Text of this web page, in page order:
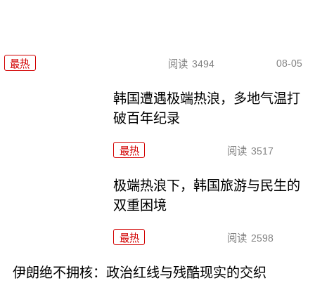
最热 阅读 3494 08-05
韩国遭遇极端热浪，多地气温打
破百年纪录
最热 阅读 3517
极端热浪下，韩国旅游与民生的
双重困境
最热 阅读 2598
伊朗绝不拥核：政治红线与残酷现实的交织